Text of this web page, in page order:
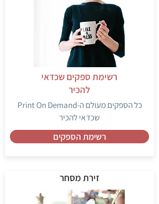
כל הספקים מעולם ה-Print On Demand
שכדאי להכיר
רשימת הספקים
רשימת ספקים שכדאי
להכיר
זירת מסחר